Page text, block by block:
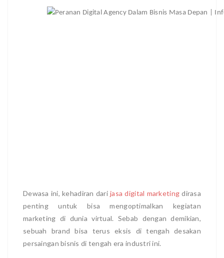
Dewasa ini, kehadiran darijasa digital marketing dirasa
penting untuk bisa mengoptimalkan kegiatan
marketing di dunia virtual. Sebab dengan demikian,
sebuah brand bisa terus eksis di tengah desakan
persaingan bisnis di tengah era industri ini.